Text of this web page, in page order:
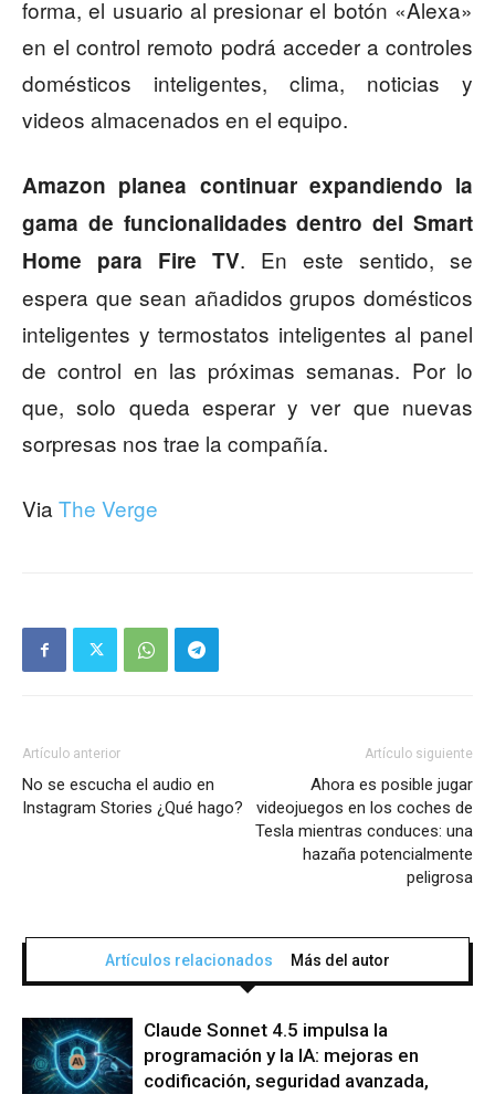
forma, el usuario al presionar el botón «Alexa»
en el control remoto podrá acceder a controles
domésticos inteligentes, clima, noticias y
videos almacenados en el equipo.
Amazon planea continuar expandiendo la
gama de funcionalidades dentro del Smart
Home para Fire TV. En este sentido, se
espera que sean añadidos grupos domésticos
inteligentes y termostatos inteligentes al panel
de control en las próximas semanas. Por lo
que, solo queda esperar y ver que nuevas
sorpresas nos trae la compañía.
Via The Verge
Artículo anterior
No se escucha el audio en
Instagram Stories ¿Qué hago?
Artículo siguiente
Ahora es posible jugar
videojuegos en los coches de
Tesla mientras conduces: una
hazaña potencialmente
peligrosa
Artículos relacionados Más del autor
Claude Sonnet 4.5 impulsa la
programación y la IA: mejoras en
codificación, seguridad avanzada,